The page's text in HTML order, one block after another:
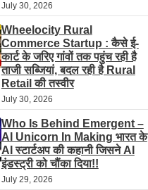
July 30, 2026
Wheelocity Rural
Commerce Startup : कैसे ई-
कार्ट के जरिए गांवों तक पहुंच रही है
ताजी सब्जियां, बदल रही है Rural
Retail की तस्वीर
July 30, 2026
Who Is Behind Emergent –
AI Unicorn In Making भारत के
AI स्टार्टअप की कहानी जिसने AI
इंडस्ट्री को चौंका दिया!!
July 29, 2026